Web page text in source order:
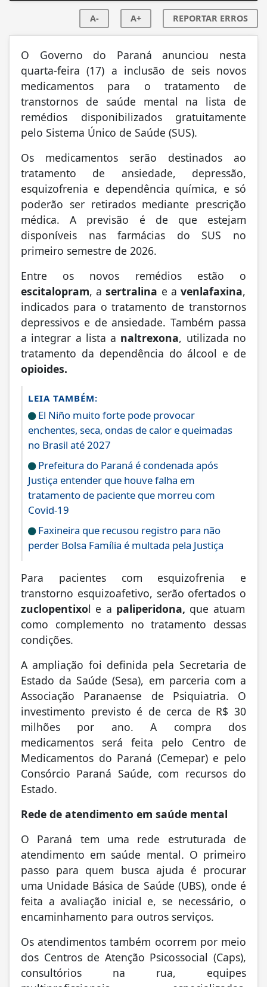
A- A+ REPORTAR ERROS
O Governo do Paraná anunciou nesta
quarta-feira (17) a inclusão de seis novos
medicamentos para o tratamento de
transtornos de saúde mental na lista de
remédios disponibilizados gratuitamente
pelo Sistema Único de Saúde (SUS).
Os medicamentos serão destinados ao
tratamento de ansiedade, depressão,
esquizofrenia e dependência química, e só
poderão ser retirados mediante prescrição
médica. A previsão é de que estejam
disponíveis nas farmácias do SUS no
primeiro semestre de 2026.
Entre os novos remédios estão o
escitalopram, asertralina e a venlafaxina,
indicados para o tratamento de transtornos
depressivos e de ansiedade. Também passa
a integrar a lista a naltrexona, utilizada no
tratamento da dependência do álcool e de
opioides.
LEIA TAMBÉM:
El Niño muito forte pode provocar
enchentes, seca, ondas de calor e queimadas
no Brasil até 2027
Prefeitura do Paraná é condenada após
Justiça entender que houve falha em
tratamento de paciente que morreu com
Covid-19
Faxineira que recusou registro para não
perder Bolsa Família é multada pela Justiça
Para pacientes com esquizofrenia e
transtorno esquizoafetivo, serão ofertados o
zuclopentixol e a paliperidona, que atuam
como complemento no tratamento dessas
condições.
A ampliação foi definida pela Secretaria de
Estado da Saúde (Sesa), em parceria com a
Associação Paranaense de Psiquiatria. O
investimento previsto é de cerca de R$ 30
milhões por ano. A compra dos
medicamentos será feita pelo Centro de
Medicamentos do Paraná (Cemepar) e pelo
Consórcio Paraná Saúde, com recursos do
Estado.
Rede de atendimento em saúde mental
O Paraná tem uma rede estruturada de
atendimento em saúde mental. O primeiro
passo para quem busca ajuda é procurar
uma Unidade Básica de Saúde (UBS), onde é
feita a avaliação inicial e, se necessário, o
encaminhamento para outros serviços.
Os atendimentos também ocorrem por meio
dos Centros de Atenção Psicossocial (Caps),
consultórios na rua, equipes